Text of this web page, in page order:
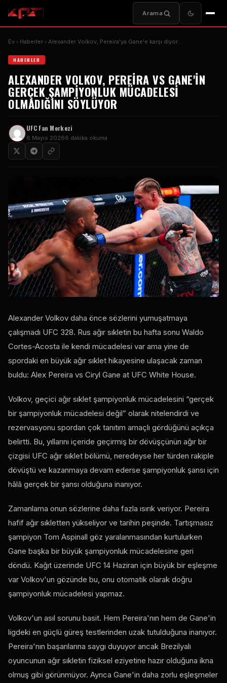
Arama
Ev Haberler Alexander Volkov, Pereira'ya Gane'e karşı diyor...
HABERLER
ALEXANDER VOLKOV, PEREIRA VS GANE'IN
GERÇEK ŞAMPIYONLUK MÜCADELESI
OLMADIĞINI SÖYLÜYOR
UFCFan Merkezi
6 Mayıs 20266 dakika okuma
Alexander Volkov daha önce sözlerini yumuşatmaya
çalışmadı UFC 328. Rus ağır sıkletin bu hafta sonu Waldo
Cortes-Acosta ile kendi mücadelesi var ama yine de
spordaki en büyük ağır sıklet hikayesine ulaşacak zaman
buldu: Alex Pereira vs Ciryl Gane at UFC White House.
Volkov, geçici ağır sıklet şampiyonluk mücadelesini “gerçek
bir şampiyonluk mücadelesi değil” olarak nitelendirdi ve
rezervasyonu spordan çok tanıtım amaçlı gördüğünü açıkça
belirtti. Bu, yıllarını içeride geçirmiş bir dövüşçünün ağır bir
çizgisi UFC ağır sıklet bölümü, neredeyse her türden rakiple
dövüştü ve kazanmaya devam ederse şampiyonluk şansı için
hâlâ gerçek bir şansı olduğuna inanıyor.
Zamanlama onun sözlerine daha fazla ısırık veriyor. Pereira
hafif ağır sıkletten yükseliyor ve tarihin peşinde. Tartışmasız
şampiyon Tom Aspinall göz yaralanmasından kurtulurken
Gane başka bir büyük şampiyonluk mücadelesine geri
döndü. Kağıt üzerinde UFC 14 Haziran için büyük bir eşleşme
var Volkov'un gözünde bu, onu otomatik olarak doğru
şampiyonluk mücadelesi yapmaz.
Volkov'un asıl sorunu basit. Hem Pereira'nın hem de Gane'in
ligdeki en güçlü güreş testlerinden uzak tutulduğuna inanıyor.
Pereira'nın başarılarına saygı duyuyor ancak Brezilyalı
oyuncunun ağır sıkletin fiziksel eziyetine hazır olduğuna ikna
olmuş gibi görünmüyor. Ayrıca Gane'in daha zorlu eşleşmeler